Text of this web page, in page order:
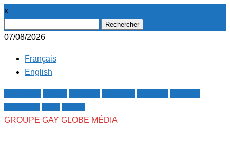
x
07/08/2026
Français
English
GROUPE GAY GLOBE MÉDIA